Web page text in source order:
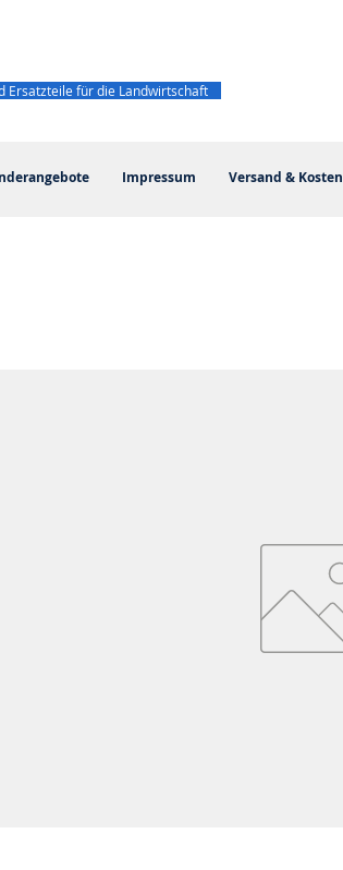
Impressum Versand & Kosten
Ersatzteile für die Landwirtschaft